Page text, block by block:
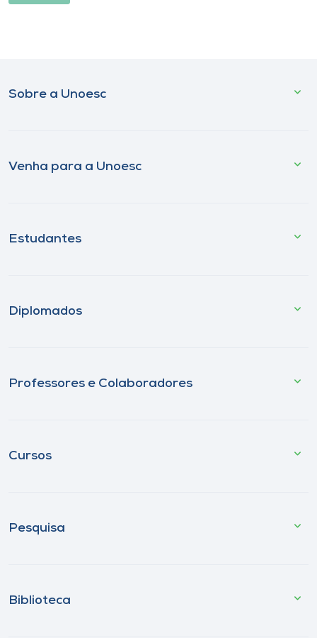
Sobre a Unoesc
Venha para a Unoesc
Estudantes
Diplomados
Professores e Colaboradores
Cursos
Pesquisa
Biblioteca